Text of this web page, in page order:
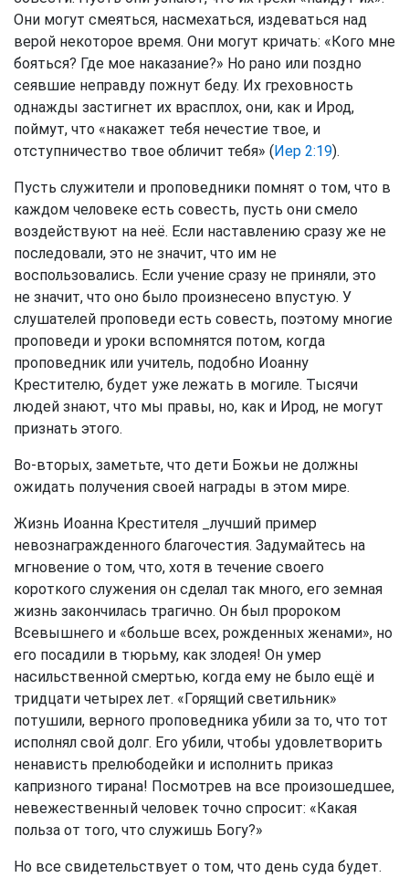
Они могут смеяться, насмехаться, издеваться над
верой некоторое время. Они могут кричать: «Кого мне
бояться? Где мое наказание?» Но рано или поздно
сеявшие неправду пожнут беду. Их греховность
однажды застигнет их врасплох, они, как и Ирод,
поймут, что «накажет тебя нечестие твое, и
отступничество твое обличит тебя» (Иер 2:19).
Пусть служители и проповедники помнят о том, что в
каждом человеке есть совесть, пусть они смело
воздействуют на неё. Если наставлению сразу же не
последовали, это не значит, что им не
воспользовались. Если учение сразу не приняли, это
не значит, что оно было произнесено впустую. У
слушателей проповеди есть совесть, поэтому многие
проповеди и уроки вспомнятся потом, когда
проповедник или учитель, подобно Иоанну
Крестителю, будет уже лежать в могиле. Тысячи
людей знают, что мы правы, но, как и Ирод, не могут
признать этого.
Во-вторых, заметьте, что дети Божьи не должны
ожидать получения своей награды в этом мире.
Жизнь Иоанна Крестителя _лучший пример
невознагражденного благочестия. Задумайтесь на
мгновение о том, что, хотя в течение своего
короткого служения он сделал так много, его земная
жизнь закончилась трагично. Он был пророком
Всевышнего и «больше всех, рожденных женами», но
его посадили в тюрьму, как злодея! Он умер
насильственной смертью, когда ему не было ещё и
тридцати четырех лет. «Горящий светильник»
потушили, верного проповедника убили за то, что тот
исполнял свой долг. Его убили, чтобы удовлетворить
ненависть прелюбодейки и исполнить приказ
капризного тирана! Посмотрев на все произошедшее,
невежественный человек точно спросит: «Какая
польза от того, что служишь Богу?»
Но все свидетельствует о том, что день суда будет.